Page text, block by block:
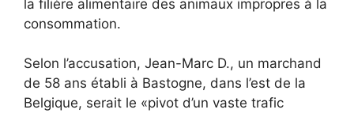
la filière alimentaire des animaux impropres à la
consommation.
Selon l’accusation, Jean-Marc D., un marchand
de 58 ans établi à Bastogne, dans l’est de la
Belgique, serait le «pivot d’un vaste trafic